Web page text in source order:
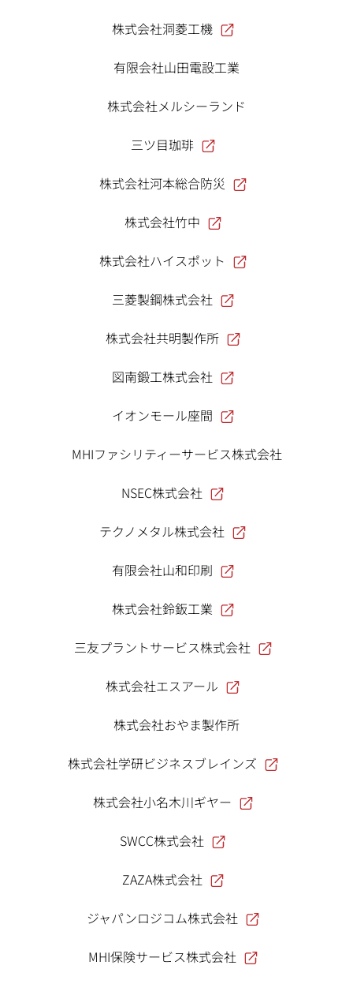
株式会社洞菱工機
有限会社山田電設工業
株式会社メルシーランド
三ツ目珈琲
株式会社河本総合防災
株式会社竹中
株式会社ハイスポット
三菱製鋼株式会社
株式会社共明製作所
図南鍛工株式会社
イオンモール座間
MHIファシリティーサービス株式会社
NSEC株式会社
テクノメタル株式会社
有限会社山和印刷
株式会社鈴鈑工業
三友プラントサービス株式会社
株式会社エスアール
株式会社おやま製作所
株式会社学研ビジネスブレインズ
株式会社小名木川ギヤー
SWCC株式会社
ZAZA株式会社
ジャパンロジコム株式会社
MHI保険サービス株式会社